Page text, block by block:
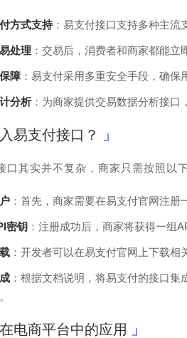
方式支持：易支付接口支持多种主流
处理 ：交易后，消费者和商家都能立
障 ：易支付采用多重安全手段，确保
分析 ：为商家提供交易数据分析接口
易支付接口？
口其实并不复杂，商家只需按照以
：首先，商家需要在易支付官网注册
密钥 ：注册成功后，商家将获得一组
：开发者可以在易支付官网上下载相
：根据文档说明，将易支付的接口
电商平台中的应用